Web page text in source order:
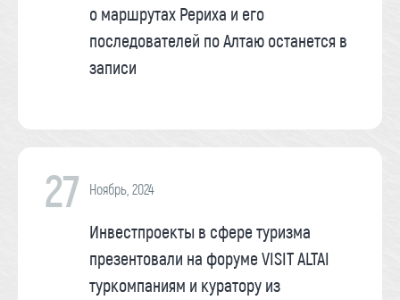
о маршрутах Рериха и его
последователей по Алтаю останется в
записи
27 Ноябрь, 2024
Инвестпроекты в сфере туризма
презентовали на форуме VISIT ALTAI
туркомпаниям и куратору из